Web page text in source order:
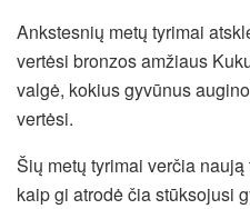
Ankstesnių metų tyrimai
vertėsi bronzos amžiaus
valgė, kokius gyvūnus
vertėsi.
Šių metų tyrimai verčia
kaip gi atrodė čia stūksojusi